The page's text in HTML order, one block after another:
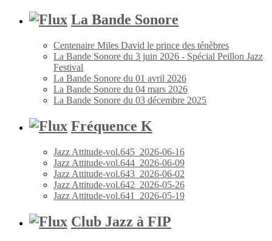
La Bande Sonore
Centenaire Miles David le prince des ténèbres
La Bande Sonore du 3 juin 2026 - Spécial Peillon Jazz
Festival
La Bande Sonore du 01 avril 2026
La Bande Sonore du 04 mars 2026
La Bande Sonore du 03 décembre 2025
Fréquence K
Jazz Attitude-vol.645_2026-06-16
Jazz Attitude-vol.644_2026-06-09
Jazz Attitude-vol.643_2026-06-02
Jazz Attitude-vol.642_2026-05-26
Jazz Attitude-vol.641_2026-05-19
Club Jazz à FIP